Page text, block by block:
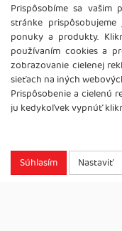
Copyright 2026 ©Brel,
Prispôsobíme sa vašim
stránke
ponuky a produkty.
používaním cookies a
zobrazovanie cielenej
sieťach na iných
Prispôsobenie a cielenú
ju kedykoľvek vypnúť
Súhlasím Nastaviť